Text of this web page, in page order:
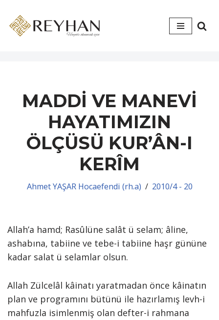
İçeriğe
MADDİ VE MANEVİ
HAYATIMIZIN
ÖLÇÜSÜ KUR’ÂN-I
KERÎM
Ahmet YAŞAR Hocaefendi (rh.a) 2010/4 - 20
Allah’a hamd; Rasûlüne salât ü selam; âline,
ashabına, tabiine ve tebe-i tabiine haşr gününe
kadar salat ü selamlar olsun.
Allah Zülcelâl kâinatı yaratmadan önce kâinatın
plan ve programını bütünü ile hazırlamış levh-i
mahfuzla isimlenmiş olan defter-i rahmana